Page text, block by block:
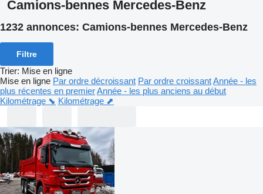
Camions-bennes Mercedes-Benz
1232 annonces: Camions-bennes Mercedes-Benz
Filtre
Trier: Mise en ligne
Mise en ligne Par ordre décroissant Par ordre croissantAnnée - les
plus récentes en premierAnnée - les plus anciens au début
Kilométrage ⬊ Kilométrage ⬈